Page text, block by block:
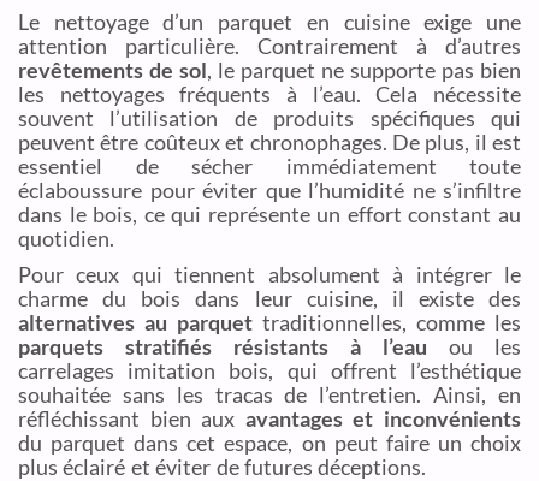
Le nettoyage d’un parquet en cuisine exige une
attention particulière. Contrairement à d’autres
revêtements de sol, le parquet ne supporte pas bien
les nettoyages fréquents à l’eau. Cela nécessite
souvent l’utilisation de produits spécifiques qui
peuvent être coûteux et chronophages. De plus, il est
essentiel de sécher immédiatement toute
éclaboussure pour éviter que l’humidité ne s’infiltre
dans le bois, ce qui représente un effort constant au
quotidien.
Pour ceux qui tiennent absolument à intégrer le
charme du bois dans leur cuisine, il existe des
alternatives au parquet traditionnelles, comme les
parquets stratifiés résistants à l’eau ou les
carrelages imitation bois, qui offrent l’esthétique
souhaitée sans les tracas de l’entretien. Ainsi, en
réfléchissant bien aux avantages et inconvénients
du parquet dans cet espace, on peut faire un choix
plus éclairé et éviter de futures déceptions.